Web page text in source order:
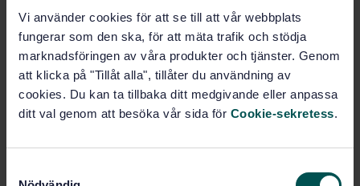
Vi använder cookies för att se till att vår webbplats
fungerar som den ska, för att mäta trafik och stödja
marknadsföringen av våra produkter och tjänster. Genom
att klicka på "Tillåt alla", tillåter du användning av
cookies. Du kan ta tillbaka ditt medgivande eller anpassa
ditt val genom att besöka vår sida för Cookie-sekretess.
PDF
Fler alternativ
Produktinformation
Språk: Engelska
Karaktärisering av avfall,